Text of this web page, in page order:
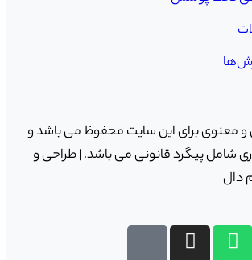
معنوی برای این سایت محفوظ می باشد و
شامل پیگرد قانونی می باشد. |طراحی و
دال